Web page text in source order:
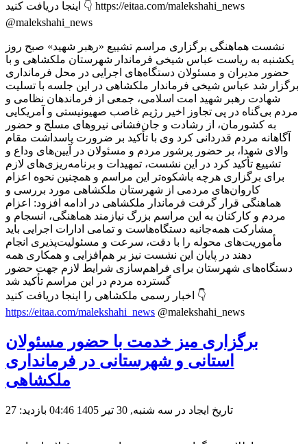
نشست هماهنگی برگزاری مراسم تشییع «رهبر شهید» صبح روز
یکشنبه به ریاست عباس شیخی فرماندار شهرستان ملکشاهی و با
حضور مدیران و مسئولان دستگاه‌های اجرایی در محل فرمانداری
برگزار شد عباس شیخی فرماندار ملکشاهی در این جلسه با تسلیت
شهادت رهبر شهید امت اسلامی، جمعی از فرماندهان نظامی و
مردم بی‌گناه در پی تجاوز اخیر رژیم غاصب صهیونیستی و آمریکایی
به کشورمان، از رشادت و جان‌فشانی نیروهای مسلح و حضور
آگاهانه مردم قدردانی کرد وی با تأکید بر ضرورت پاسداشت مقام
والای شهدا، بر حضور پرشور مردم و مسئولان در آیین‌های وداع و
تشییع تأکید کرد در این نشست، تمهیدات و برنامه‌ریزی‌های لازم
برای برگزاری هرچه باشکوه‌تر این مراسم و همچنین نحوه اعزام
کاروان‌های مردمی از شهرستان ملکشاهی مورد بررسی و
هماهنگی قرار گرفت فرماندار ملکشاهی در ادامه افزود: اعزام
مردم و کارکنان به این مراسم بزرگ نیازمند هماهنگی، انسجام و
مشارکت همه‌جانبه دستگاه‌هاست و تمامی ادارات اجرایی باید
مأموریت‌های محوله را با دقت، سرعت و مسئولیت‌پذیری انجام
دهند در پایان این نشست نیز بر هم‌افزایی و همکاری همه
دستگاه‌های شهرستان برای فراهم‌سازی شرایط لازم جهت حضور
گسترده مردم در این مراسم تأکید شد
اخبار رسمی ملکشاهی را اینجا دریافت کنید 👇
https://eitaa.com/malekshahi_news @malekshahi_news
برگزاری میز خدمت با حضور مسئولان
استانی و شهرستانی در فرمانداری
ملکشاهی
تاریخ ایجاد در سه شنبه, 30 تیر 1405 04:46 بازدید: 27